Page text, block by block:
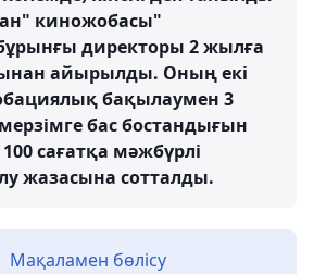
киножобасы"
директоры 2 жылға
айырылды. Оның екі
бақылаумен 3
бас бостандығын
сағатқа мәжбүрлі
жазасына сотталды.
Мақаламен бөлісу